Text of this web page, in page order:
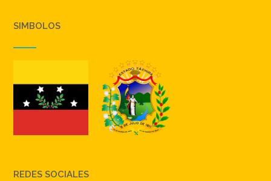
SIMBOLOS
REDES SOCIALES